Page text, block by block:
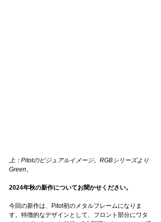
上：Pitotのビジュアルイメージ。RGBシリーズより
Green。
2024年秋の新作についてお聞かせください。
今回の新作は、Pitot初のメタルフレームになりま
す。特徴的なデザインとして、フロント部分にワタ